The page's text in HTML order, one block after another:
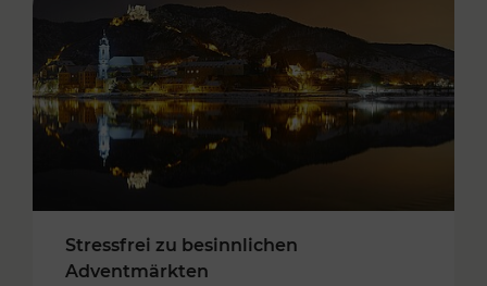
Stressfrei zu besinnlichen
Adventmärkten